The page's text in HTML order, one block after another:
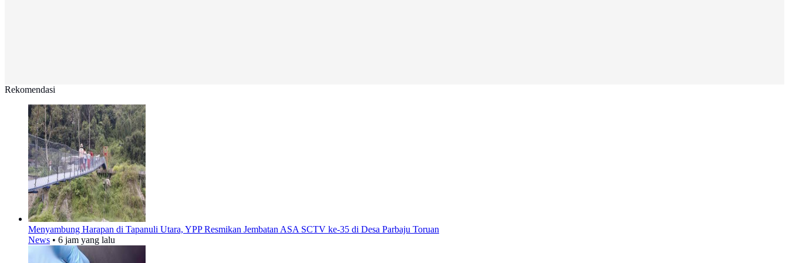
Rekomendasi
Menyambung Harapan di Tapanuli Utara, YPP Resmikan Jembatan ASA SCTV ke-35 di Desa Parbaju Toruan
News • 6 jam yang lalu